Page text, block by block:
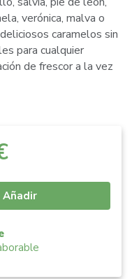
verónica, malva o
caramelos sin
para cualquier
de frescor a la vez
Añadir